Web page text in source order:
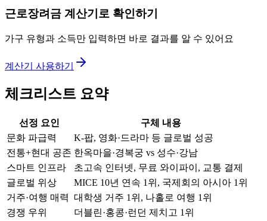
근로장려금 계산기로 확인하기
가구 유형과 소득만 입력하면 바로 결과를 알 수 있어요
계산기 사용하기
체크리스트 요약
선정 요인
구체 내용
문화 파급력
K-팝, 영화·드라마 등 글로벌 성공
전통+현대 공존 한옥마을·경복궁 vs 성수·강남
스마트 인프라
초고속 인터넷, 무료 와이파이, 교통 결제
글로벌 위상
MICE 10년 연속 1위, 국제회의 아시아 1위
거주·여행 매력 대학생 거주 1위, 나홀로 여행 1위
경쟁 우위
더블린·홍콩·런던 제치고 1위